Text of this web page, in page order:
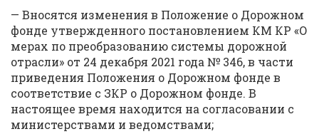
— Вносятся изменения в Положение о Дорожном
фонде утвержденного постановлением КМ КР «О
мерах по преобразованию системы дорожной
отрасли» от 24 декабря 2021 года № 346, в части
приведения Положения о Дорожном фонде в
соответствие с ЗКР о Дорожном фонде. В
настоящее время находится на согласовании с
министерствами и ведомствами;